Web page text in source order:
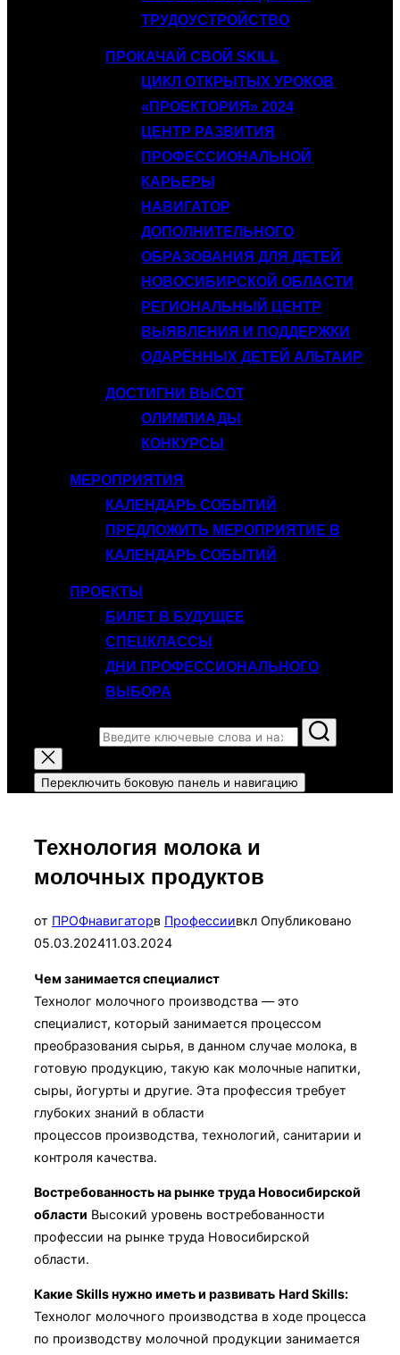
ТРУДОУСТРОЙСТВО
ПРОКАЧАЙ СВОЙ SKILL
ЦИКЛ ОТКРЫТЫХ УРОКОВ
«ПРОЕКТОРИЯ» 2024
ЦЕНТР РАЗВИТИЯ
ПРОФЕССИОНАЛЬНОЙ
КАРЬЕРЫ
НАВИГАТОР
ДОПОЛНИТЕЛЬНОГО
ОБРАЗОВАНИЯ ДЛЯ ДЕТЕЙ
НОВОСИБИРСКОЙ ОБЛАСТИ
РЕГИОНАЛЬНЫЙ ЦЕНТР
ВЫЯВЛЕНИЯ И ПОДДЕРЖКИ
ОДАРЁННЫХ ДЕТЕЙ АЛЬТАИР
ДОСТИГНИ ВЫСОТ
ОЛИМПИАДЫ
КОНКУРСЫ
МЕРОПРИЯТИЯ
КАЛЕНДАРЬ СОБЫТИЙ
ПРЕДЛОЖИТЬ МЕРОПРИЯТИЕ В
КАЛЕНДАРЬ СОБЫТИЙ
ПРОЕКТЫ
БИЛЕТ В БУДУЩЕЕ
СПЕЦКЛАССЫ
ДНИ ПРОФЕССИОНАЛЬНОГО
ВЫБОРА
Переключить боковую панель и навигацию
Технология молока и
молочных продуктов
от ПРОФнавигаторв Профессиивкл Опубликовано
05.03.202411.03.2024
Чем занимается специалист
Технолог молочного производства — это
специалист, который занимается процессом
преобразования сырья, в данном случае молока, в
готовую продукцию, такую как молочные напитки,
сыры, йогурты и другие. Эта профессия требует
глубоких знаний в области
процессов производства, технологий, санитарии и
контроля качества.
Востребованность на рынке труда Новосибирской
области Высокий уровень востребованности
профессии на рынке труда Новосибирской
области.
Какие Skills нужно иметь и развивать Hard Skills:
Технолог молочного производства в ходе процесса
по производству молочной продукции занимается